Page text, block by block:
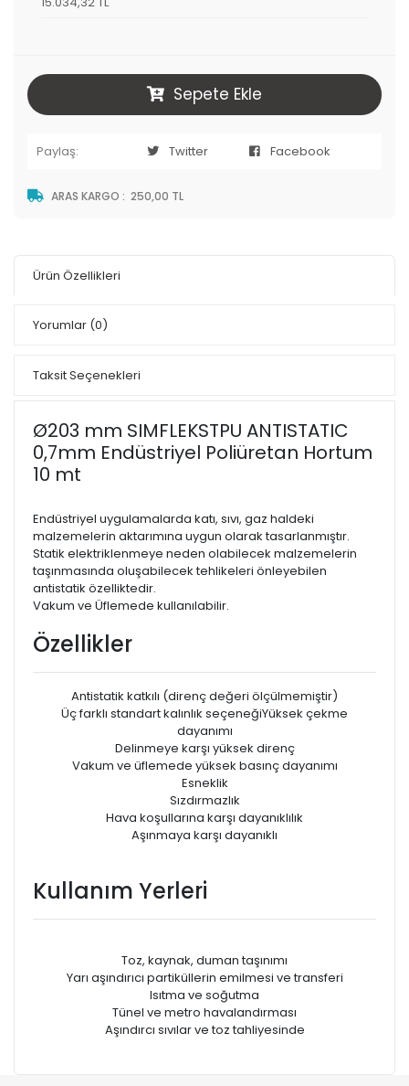
Sepete Ekle
Paylaş: Twitter Facebook
ARAS KARGO : 250,00 TL
Ürün Özellikleri
Yorumlar (0)
Taksit Seçenekleri
Ø203 mm SIMFLEKSTPU ANTISTATIC
0,7mm Endüstriyel Poliüretan Hortum
10 mt
Endüstriyel uygulamalarda katı, sıvı, gaz haldeki
malzemelerin aktarımına uygun olarak tasarlanmıştır.
Statik elektriklenmeye neden olabilecek malzemelerin
taşınmasında oluşabilecek tehlikeleri önleyebilen
antistatik özelliktedir.
Vakum ve Üflemede kullanılabilir.
Özellikler
Antistatik katkılı (direnç değeri ölçülmemiştir)
Üç farklı standart kalınlık seçeneğiYüksek çekme
dayanımı
Delinmeye karşı yüksek direnç
Vakum ve üfIemede yüksek basınç dayanımı
Esneklik
Sızdırmazlık
Hava koşullarına karşı dayanıklılık
Aşınmaya karşı dayanıklı
Kullanım Yerleri
Toz, kaynak, duman taşınımı
Yarı aşındırıcı partiküllerin emilmesi ve transferi
Isıtma ve soğutma
Tünel ve metro havalandırması
Aşındırcı sıvılar ve toz tahliyesinde